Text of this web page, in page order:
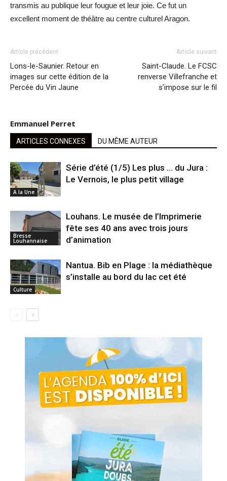
transmis au publique leur fougue et leur joie. Ce fut un
excellent moment de théâtre au centre culturel Aragon.
Article précédent
Lons-le-Saunier. Retour en
images sur cette édition de la
Percée du Vin Jaune
Article suivant
Saint-Claude. Le FCSC
renverse Villefranche et
s’impose sur le fil
Emmanuel Perret
ARTICLES CONNEXES DU MÊME AUTEUR
A la Une
Série d’été (1/5) Les plus … du Jura :
Le Vernois, le plus petit village
Bresse
Louhannaise
Louhans. Le musée de l’Imprimerie
fête ses 40 ans avec trois jours
d’animation
Culture
Nantua. Bib en Plage : la médiathèque
s’installe au bord du lac cet été